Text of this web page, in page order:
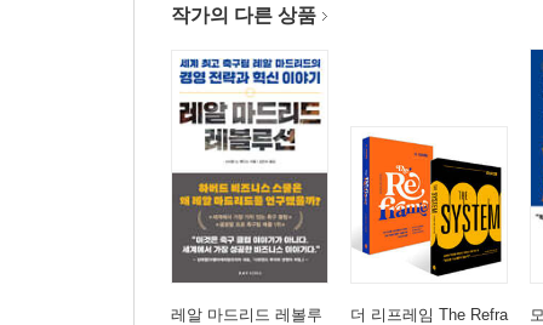
작가의 다른 상품
레알 마드리드 레볼루
더 리프레임 The Refra